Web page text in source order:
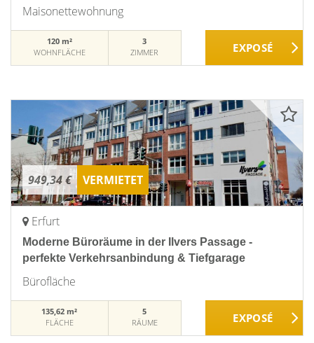
Maisonettewohnung
120 m²
WOHNFLÄCHE
3
ZIMMER
949,34 € VERMIETET
Erfurt
Moderne Büroräume in der Ilvers Passage -
perfekte Verkehrsanbindung & Tiefgarage
Bürofläche
135,62 m²
FLÄCHE
5
RÄUME